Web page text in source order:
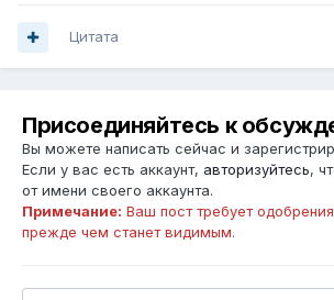
Цитата
Присоединяйтесь к
Вы можете написать сейчас и
Если у вас есть аккаунт, авторизуйтесь,
от имени своего аккаунта.
Примечание: Ваш пост требует
прежде чем станет видимым.